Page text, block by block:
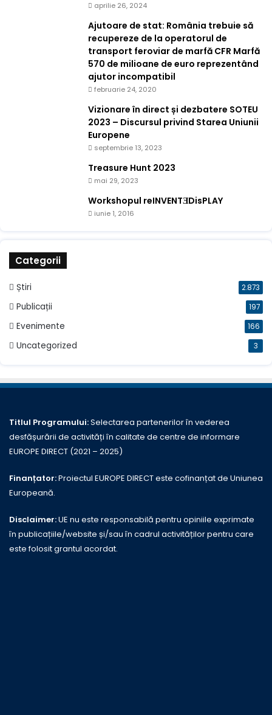
aprilie 26, 2024
Ajutoare de stat: România trebuie să
recupereze de la operatorul de
transport feroviar de marfă CFR Marfă
570 de milioane de euro reprezentând
ajutor incompatibil
februarie 24, 2020
Vizionare în direct și dezbatere SOTEU
2023 – Discursul privind Starea Uniunii
Europene
septembrie 13, 2023
Treasure Hunt 2023
mai 29, 2023
Workshopul reINVENTƎDisPLAY
iunie 1, 2016
Categorii
Știri 2.873
Publicații 197
Evenimente 166
Uncategorized 3
Titlul Programului:Selectarea partenerilor în vederea
desfășurării de activități în calitate de centre de informare
EUROPE DIRECT (2021 – 2025)
Finanțator:Proiectul EUROPE DIRECT este cofinanțat de Uniunea
Europeană.
Disclaimer:UE nu este responsabilă pentru opiniile exprimate
în publicațiile/website și/sau în cadrul activităților pentru care
este folosit grantul acordat.